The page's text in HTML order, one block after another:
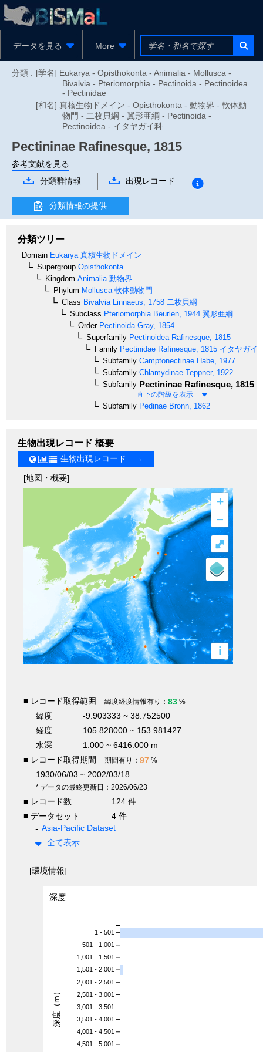
データを見る More
分類 : [学名] Eukarya - Opisthokonta - Animalia - Mollusca -
Bivalvia - Pteriomorphia - Pectinoida - Pectinoidea
- Pectinidae
[和名] 真核生物ドメイン - Opisthokonta - 動物界 - 軟体動
物門 - 二枚貝綱 - 翼形亜綱 - Pectinoida -
Pectinoidea - イタヤガイ科
Pectininae Rafinesque, 1815
参考文献を見る
分類群情報
出現レコード
分類情報の提供
分類ツリー
Domain Eukarya 真核生物ドメイン
Supergroup Opisthokonta
Kingdom Animalia 動物界
Phylum Mollusca 軟体動物門
Class Bivalvia Linnaeus, 1758 二枚貝綱
Subclass Pteriomorphia Beurlen, 1944 翼形亜綱
OrderPectinoida Gray, 1854
Superfamily Pectinoidea Rafinesque, 1815
Family Pectinidae Rafinesque, 1815 イタヤガイ
Subfamily Camptonectinae Habe, 1977
Subfamily Chlamydinae Teppner, 1922
Subfamily Pectininae Rafinesque, 1815
直下の階級を表示
Subfamily Pedinae Bronn, 1862
生物出現レコード 概要
生物出現レコード →
[地図・概要]
+
–
i
⤢
■ レコード取得範囲 緯度経度情報有り： 83 %
緯度
-9.903333 ~ 38.752500
経度
105.828000 ~ 153.981427
水深
1.000 ~ 6416.000 m
■ レコード取得期間
期間有り： 97 %
1930/06/03 ~ 2002/03/18
* データの最終更新日：2026/06/23
■ レコード数
124 件
■ データセット
4 件
Asia-Pacific Dataset
全て表示
[環境情報]
深度
1 - 501
501 - 1,001
1,001 - 1,501
1,501 - 2,001
2,001 - 2,501
2,501 - 3,001
3,001 - 3,501
3,501 - 4,001
4,001 - 4,501
4,501 - 5,001
深度（m）